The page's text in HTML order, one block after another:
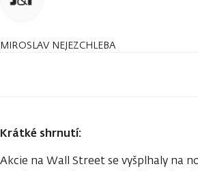
MIROSLAV NEJEZCHLEBA
Krátké shrnutí:
Akcie na Wall Street se vyšplhaly na